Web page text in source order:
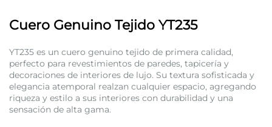
Cuero Genuino Tejido YT235
YT235 es un cuero genuino tejido de primera calidad,
perfecto para revestimientos de paredes, tapicería y
decoraciones de interiores de lujo. Su textura sofisticada y
elegancia atemporal realzan cualquier espacio, agregando
riqueza y estilo a sus interiores con durabilidad y una
sensación de alta gama.